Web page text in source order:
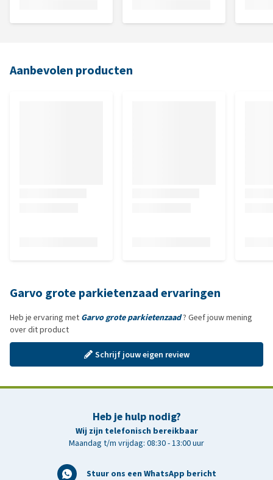
Aanbevolen producten
Garvo grote parkietenzaad ervaringen
Heb je ervaring met Garvo grote parkietenzaad? Geef jouw mening
over dit product
Schrijf jouw eigen review
Heb je hulp nodig?
Wij zijn telefonisch bereikbaar
Maandag t/m vrijdag: 08:30 - 13:00 uur
Stuur ons een WhatsApp bericht